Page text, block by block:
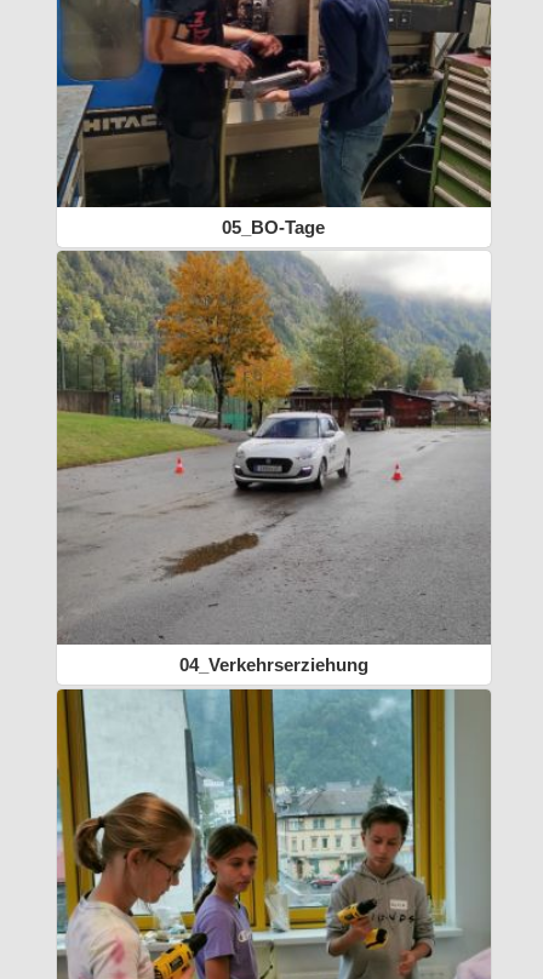
05_BO-Tage
04_Verkehrserziehung